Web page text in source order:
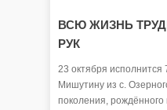
ВСЮ ЖИЗНЬ
РУК
23 октября
Мишутину из с.
поколения,